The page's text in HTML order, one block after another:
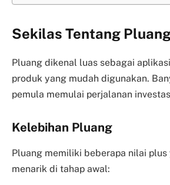
Sekilas Tentang
Pluang dikenal luas sebagai
produk yang mudah digunakan.
pemula memulai perjalanan
Kelebihan Pluang
Pluang memiliki beberapa nilai
menarik di tahap awal: